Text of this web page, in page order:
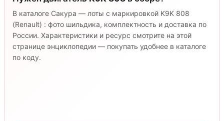
В каталоге Сакура — лоты с маркировкой K9K 808
(Renault) : фото шильдика, комплектность и доставка по
России. Характеристики и ресурс смотрите на этой
странице энциклопедии — покупать удобнее в каталоге
по коду.